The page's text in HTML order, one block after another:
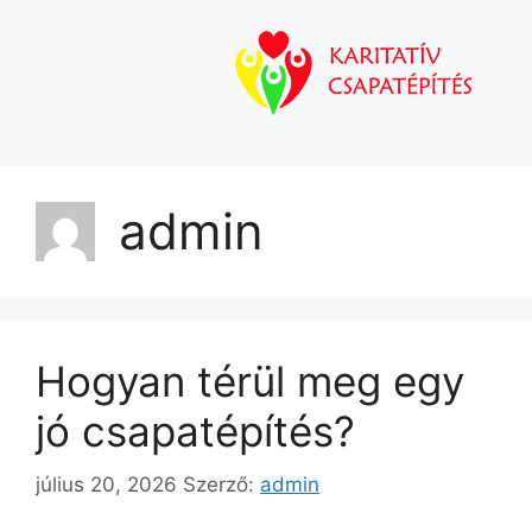
admin
Hogyan térül meg egy
jó csapatépítés?
július 20, 2026 Szerző: admin